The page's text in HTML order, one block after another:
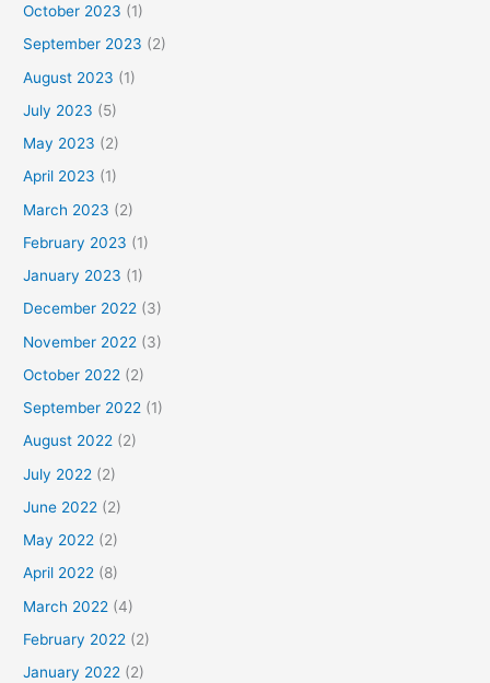
October 2023 (1)
September 2023 (2)
August 2023 (1)
July 2023 (5)
May 2023 (2)
April 2023 (1)
March 2023 (2)
February 2023 (1)
January 2023 (1)
December 2022 (3)
November 2022 (3)
October 2022 (2)
September 2022 (1)
August 2022 (2)
July 2022 (2)
June 2022 (2)
May 2022 (2)
April 2022 (8)
March 2022 (4)
February 2022 (2)
January 2022 (2)